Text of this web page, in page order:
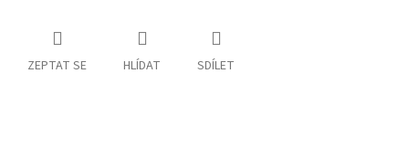
ZEPTAT SE HLÍDAT SDÍLET